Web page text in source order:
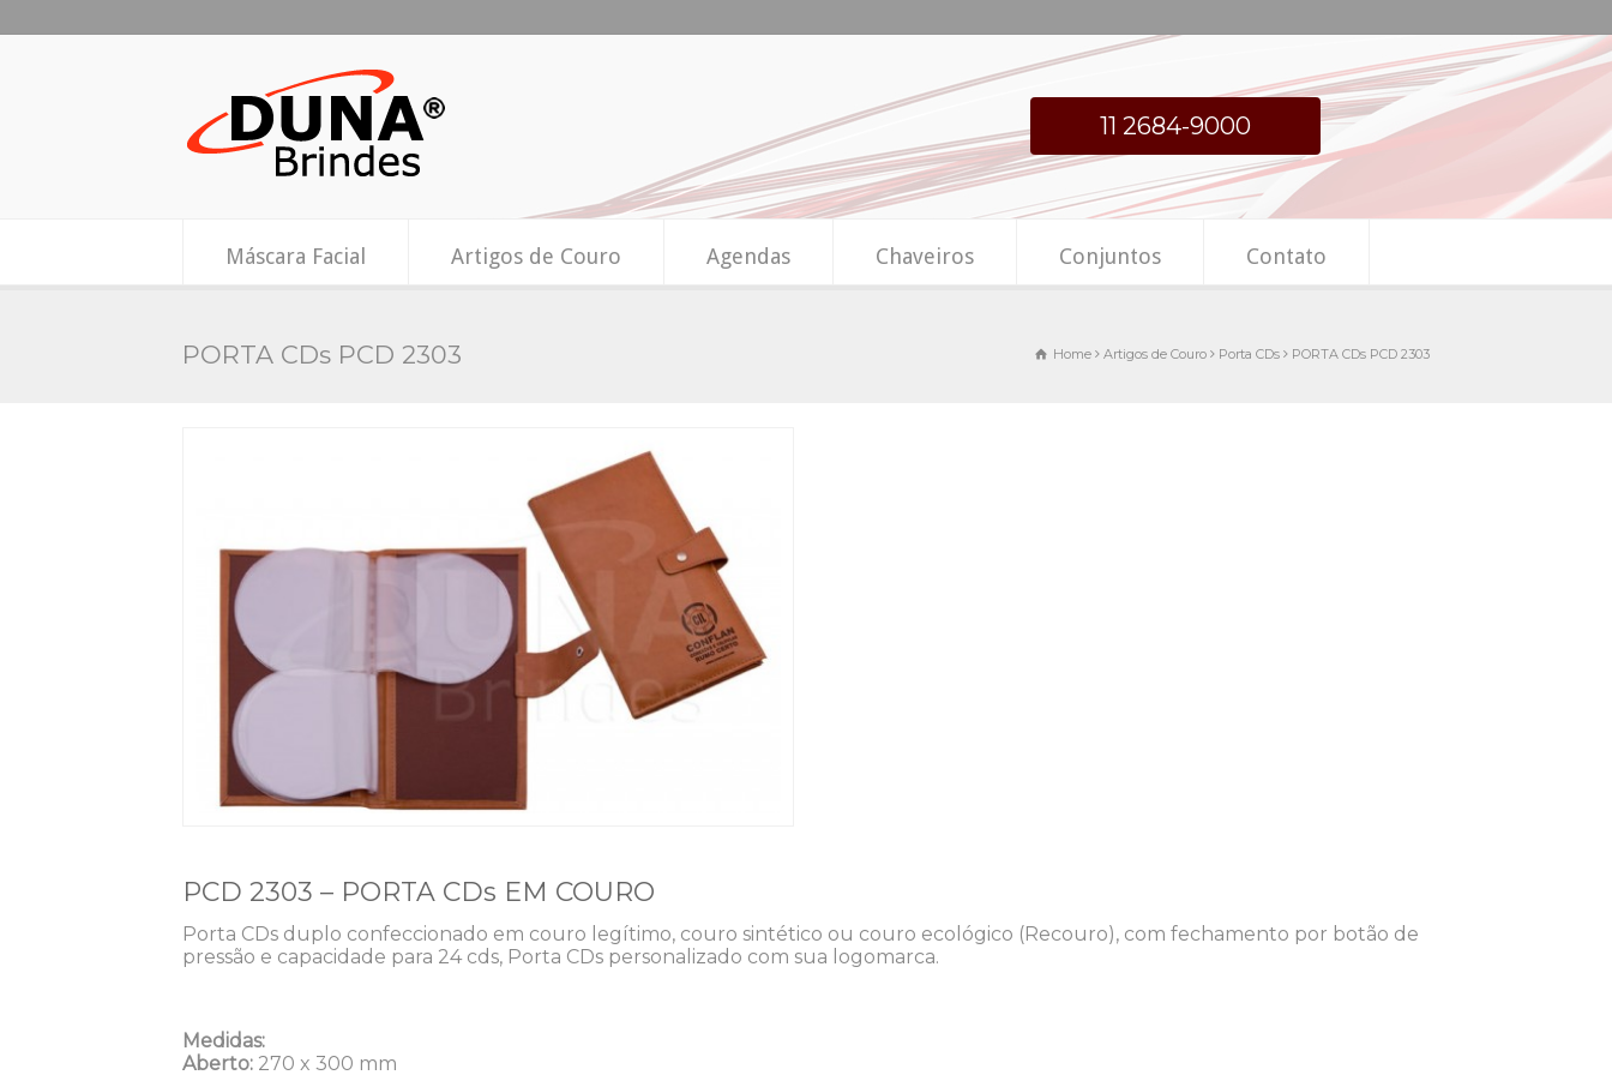
11 2684-9000
Máscara Facial Artigos de Couro Agendas Chaveiros Conjuntos Contato
PORTA CDs PCD 2303 Home Artigos de Couro Porta CDs PORTA CDs PCD 2303
PCD 2303 – PORTA CDs EM COURO
Porta CDs duplo confeccionado em couro legítimo, couro sintético ou couro ecológico (Recouro), com fechamento por botão de
pressão e capacidade para 24 cds, Porta CDs personalizado com sua logomarca.
Medidas:
Aberto: 270 x 300 mm